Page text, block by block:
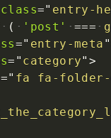
class=" entry-
( 'post' ===
=" entry-meta "
= " category" >
=" fa fa-folder-